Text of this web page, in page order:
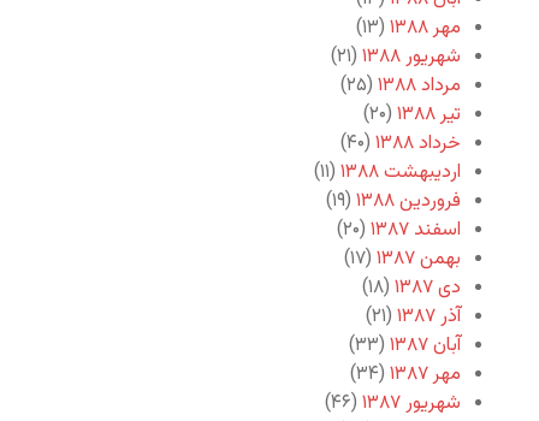
مهر ۱۳۸۸
(۱۳)
شهریور ۱۳۸۸
(۲۱)
مرداد ۱۳۸۸
(۲۵)
تیر ۱۳۸۸
(۲۰)
خرداد ۱۳۸۸
(۴۰)
اردیبهشت ۱۳۸۸
(۱۱)
فروردین ۱۳۸۸
(۱۹)
اسفند ۱۳۸۷
(۲۰)
بهمن ۱۳۸۷
(۱۷)
دی ۱۳۸۷
(۱۸)
آذر ۱۳۸۷
(۲۱)
آبان ۱۳۸۷
(۳۳)
مهر ۱۳۸۷
(۳۴)
شهریور ۱۳۸۷
(۴۶)